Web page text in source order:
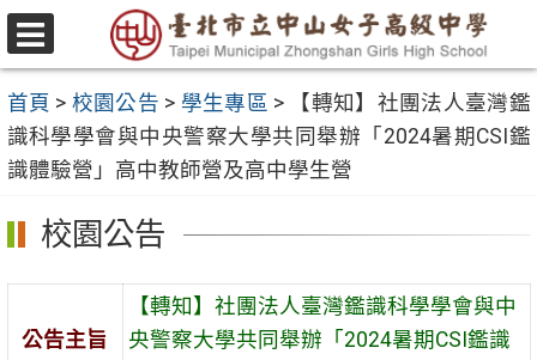
跳
至
要
內
容
區
選
單
首頁 > 校園公告 > 學生專區 >
【轉知】社團法人臺灣鑑
識科學學會與中央警察大學共同舉辦「2024暑期CSI鑑
識體驗營」高中教師營及高中學生營
校園公告
公告主旨
【轉知】社團法人臺灣鑑識科學學會與中
央警察大學共同舉辦「2024暑期CSI鑑識